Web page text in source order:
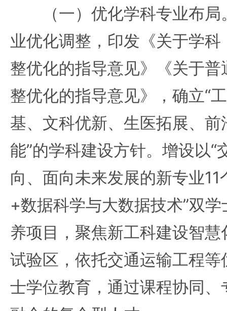
（一）优化学科专业布局
业优化调整，印发《关于学
整优化的指导意见》《关于
整优化的指导意见》，确立“
基、文科优新、生医拓展、
能”的学科建设方针。增设以“
向、面向未来发展的新专业11
+数据科学与大数据技术”双
养项目，聚焦新工科建设智
试验区，依托交通运输工程
士学位教育，通过课程协同